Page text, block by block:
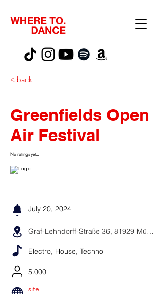
< back
Greenfields Open
Air Festival
No ratings yet...
July 20, 2024
Graf-Lehndorff-Straße 36, 81929 München, Deutschland
Electro, House, Techno
5.000
site